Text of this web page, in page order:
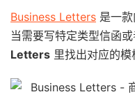
Business Letters 是一
当需要写特定类型信函
Letters 里找出对应的模